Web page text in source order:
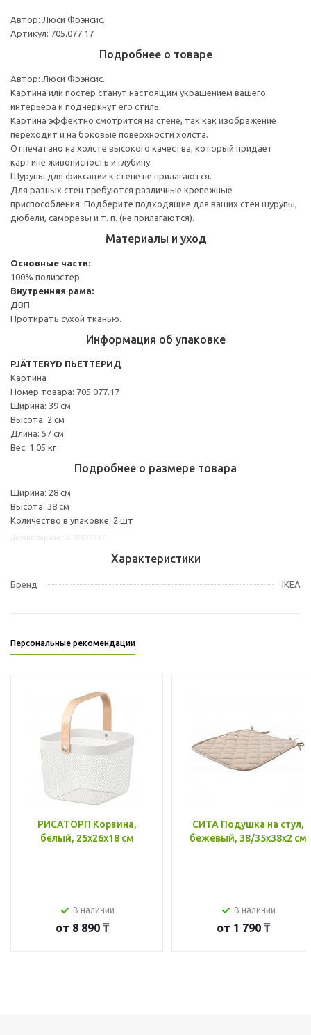
Автор: Люси Фрэнсис.
Артикул: 705.077.17
Подробнее о товаре
Автор: Люси Фрэнсис.
Картина или постер станут настоящим украшением вашего
интерьера и подчеркнут его стиль.
Картина эффектно смотрится на стене, так как изображение
переходит и на боковые поверхности холста.
Отпечатано на холсте высокого качества, который придает
картине живописность и глубину.
Шурупы для фиксации к стене не прилагаются.
Для разных стен требуются различные крепежные
приспособления. Подберите подходящие для ваших стен шурупы,
дюбели, саморезы и т. п. (не прилагаются).
Материалы и уход
Основные части:
100% полиэстер
Внутренняя рама:
ДВП
Протирать сухой тканью.
Информация об упаковке
PJÄTTERYD ПЬЕТТЕРИД
Картина
Номер товара: 705.077.17
Ширина: 39 см
Высота: 2 см
Длина: 57 см
Вес: 1.05 кг
Подробнее о размере товара
Ширина: 28 см
Высота: 38 см
Количество в упаковке: 2 шт
Характеристики
Бренд IKEA
Персональные рекомендации
РИСАТОРП Корзина,
белый, 25x26x18 см
В наличии
от 8 890 ₸
СИТА Подушка на стул,
бежевый, 38/35x38x2 см
В наличии
от 1 790 ₸